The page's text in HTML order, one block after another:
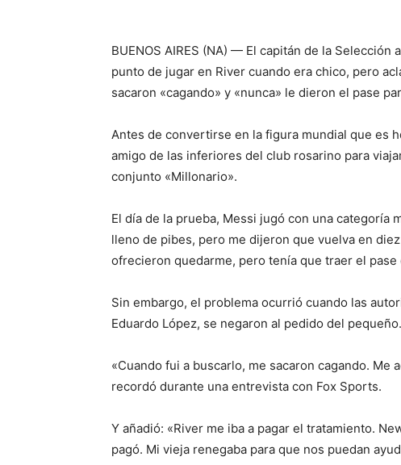
BUENOS AIRES (NA) — El capitán de la
punto de jugar en River cuando era chico, pero
sacaron «cagando» y «nunca» le dieron el pase
Antes de convertirse en la figura mundial que es
amigo de las inferiores del club rosarino para
conjunto «Millonario».
El día de la prueba, Messi jugó con una categoría
lleno de pibes, pero me dijeron que vuelva en
ofrecieron quedarme, pero tenía que traer el pase
Sin embargo, el problema ocurrió cuando las
Eduardo López, se negaron al pedido del pequeño.
«Cuando fui a buscarlo, me sacaron cagando. Me
recordó durante una entrevista con Fox Sports.
Y añadió: «River me iba a pagar el tratamiento.
pagó. Mi vieja renegaba para que nos puedan